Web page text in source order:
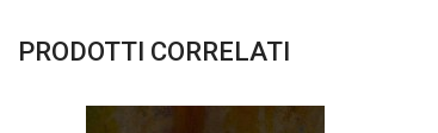
PRODOTTI CORRELATI